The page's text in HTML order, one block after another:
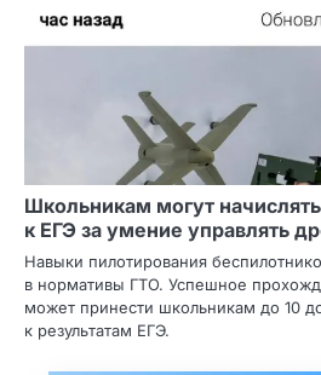
Школьникам могут
к ЕГЭ за умение управлять
Навыки пилотирования
в нормативы ГТО. Успешное
может принести школьникам до 10
к результатам ЕГЭ.